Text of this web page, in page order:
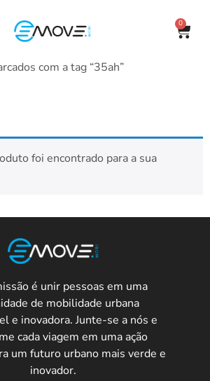
0
com a tag “35ah”
foi encontrado para a sua
é unir pessoas em uma
de mobilidade urbana
e inovadora. Junte-se a nós e
cada viagem em uma ação
um futuro urbano mais verde e
inovador.